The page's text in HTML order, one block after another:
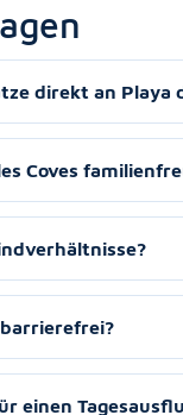
direkt an Playa
Coves
einen